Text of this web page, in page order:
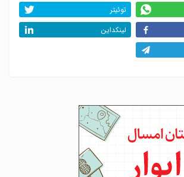
توئیتر
لینکداین